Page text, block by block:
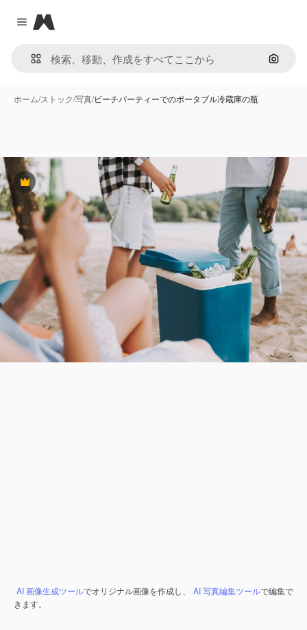
Close menu
Magnific
画像で
ホーム/ストック/写真/ビーチパーティーでのポータブル冷蔵庫の瓶
Premium
AI 画像生成ツールでオリジナル画像を作成し、 AI 写真編集ツールで編集で
きます。